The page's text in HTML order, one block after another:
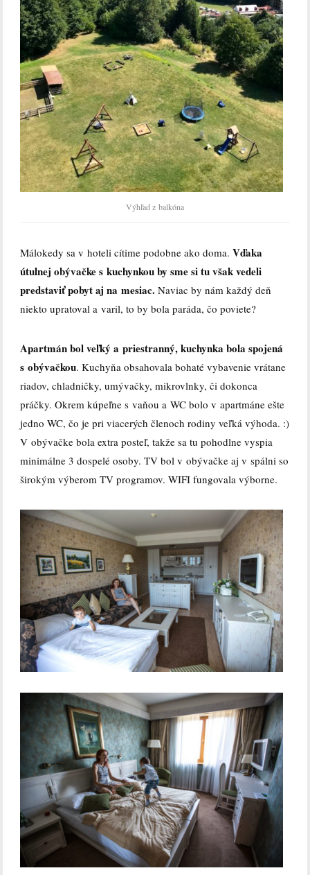
Výhľad z balkóna
Málokedy sa v hoteli cítime podobne ako doma.Vďaka
útulnej obývačke s kuchynkou by sme si tu však vedeli
predstaviť pobyt aj na mesiac. Naviac by nám každý deň
niekto upratoval a varil, to by bola paráda, čo poviete?
Apartmán bol veľký a priestranný, kuchynka bola spojená
s obývačkou. Kuchyňa obsahovala bohaté vybavenie vrátane
riadov, chladničky, umývačky, mikrovlnky, či dokonca
práčky. Okrem kúpeľne s vaňou a WC bolo v apartmáne ešte
jedno WC, čo je pri viacerých členoch rodiny veľká výhoda. :)
V obývačke bola extra posteľ, takže sa tu pohodlne vyspia
minimálne 3 dospelé osoby. TV bol v obývačke aj v spálni so
širokým výberom TV programov. WIFI fungovala výborne.